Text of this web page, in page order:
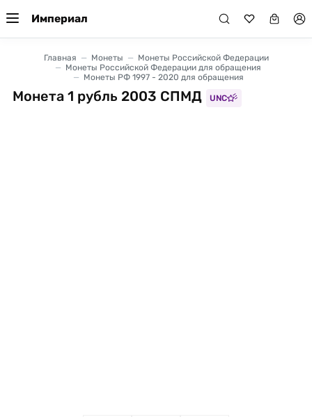
Империал
Главная Монеты
Монеты Российской Федерации
Монеты Российской Федерации для обращения
Монеты РФ 1997 - 2020 для обращения
Монета 1 рубль 2003 СПМД UNC